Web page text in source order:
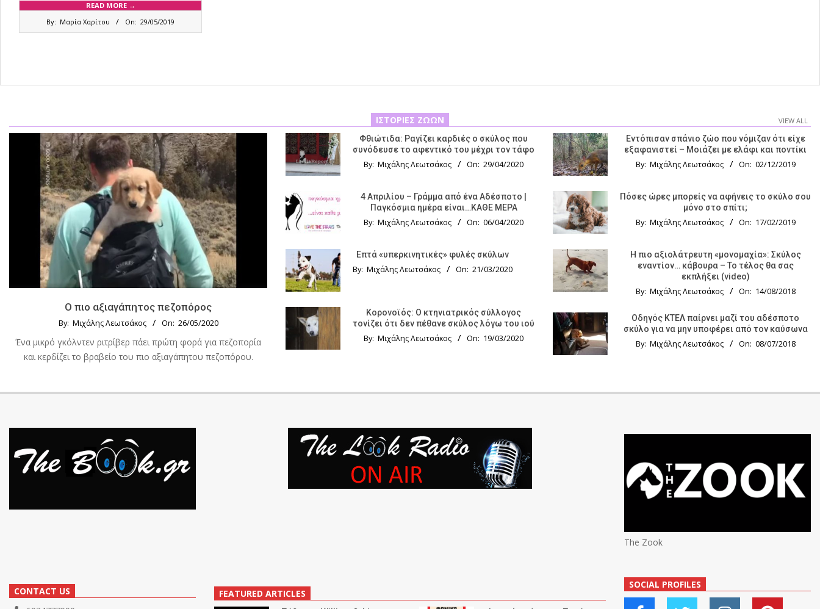
READ MORE →
By: Μαρία Χαρίτου On: 29/05/2019
ΙΣΤΟΡΊΕΣ ΖΏΩΝ VIEW ALL
Ο πιο αξιαγάπητος πεζοπόρος
By: Μιχάλης Λεωτσάκος On: 26/05/2020
Ένα μικρό γκόλντεν ριτρίβερ πάει πρώτη φορά για πεζοπορία
και κερδίζει το βραβείο του πιο αξιαγάπητου πεζοπόρου.
Φθιώτιδα: Ραγίζει καρδιές ο σκύλος που
συνόδευσε το αφεντικό του μέχρι τον τάφο
By: Μιχάλης Λεωτσάκος On: 29/04/2020
4 Απριλίου – Γράμμα από ένα Αδέσποτο |
Παγκόσμια ημέρα είναι…ΚΑΘΕ ΜΕΡΑ
By: Μιχάλης Λεωτσάκος On: 06/04/2020
Επτά «υπερκινητικές» φυλές σκύλων
By: Μιχάλης Λεωτσάκος On: 21/03/2020
Κορονοϊός: Ο κτηνιατρικός σύλλογος
τονίζει ότι δεν πέθανε σκύλος λόγω του ιού
By: Μιχάλης Λεωτσάκος On: 19/03/2020
Εντόπισαν σπάνιο ζώο που νόμιζαν ότι είχε
εξαφανιστεί – Μοιάζει με ελάφι και ποντίκι
By: Μιχάλης Λεωτσάκος On: 02/12/2019
Πόσες ώρες μπορείς να αφήνεις το σκύλο σου
μόνο στο σπίτι;
By: Μιχάλης Λεωτσάκος On: 17/02/2019
Η πιο αξιολάτρευτη «μονομαχία»: Σκύλος
εναντίον… κάβουρα – Το τέλος θα σας
εκπλήξει (video)
By: Μιχάλης Λεωτσάκος On: 14/08/2018
Οδηγός KTΕΛ παίρνει μαζί του αδέσποτο
σκύλο για να μην υποφέρει από τον καύσωνα
By: Μιχάλης Λεωτσάκος On: 08/07/2018
CONTACT US
FEATURED ARTICLES
The Zook
SOCIAL PROFILES